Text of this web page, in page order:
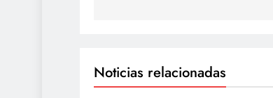
Noticias relacionadas